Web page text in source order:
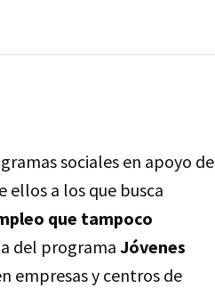
sociales en apoyo de
ellos a los que busca
que tampoco
del programa Jóvenes
empresas y centros de